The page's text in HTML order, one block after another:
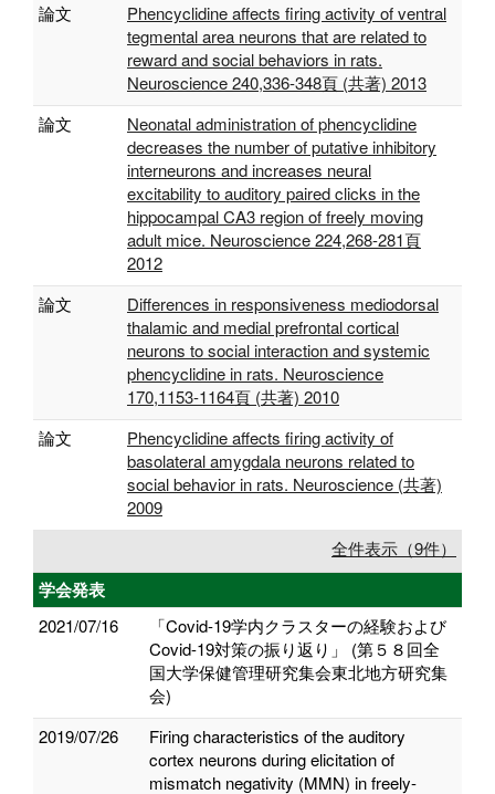
論文
Phencyclidine affects firing activity of ventral
tegmental area neurons that are related to
reward and social behaviors in rats.
Neuroscience 240,336-348頁 (共著) 2013
論文
Neonatal administration of phencyclidine
decreases the number of putative inhibitory
interneurons and increases neural
excitability to auditory paired clicks in the
hippocampal CA3 region of freely moving
adult mice. Neuroscience 224,268-281頁
2012
論文
Differences in responsiveness mediodorsal
thalamic and medial prefrontal cortical
neurons to social interaction and systemic
phencyclidine in rats. Neuroscience
170,1153-1164頁 (共著) 2010
論文
Phencyclidine affects firing activity of
basolateral amygdala neurons related to
social behavior in rats. Neuroscience (共著)
2009
全件表示（9件）
学会発表
2021/07/16
「Covid-19学内クラスターの経験および
Covid-19対策の振り返り」 (第５８回全
国大学保健管理研究集会東北地方研究集
会)
2019/07/26
Firing characteristics of the auditory
cortex neurons during elicitation of
mismatch negativity (MMN) in freely-